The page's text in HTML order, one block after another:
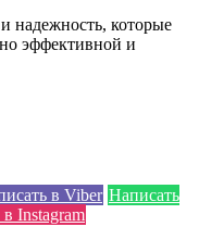
надежность, которые
эффективной и
в Viber Написать
Instagram